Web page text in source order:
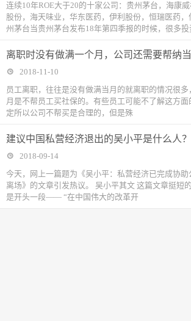
连续10年ROE大于20的十家公司：贵州茅台，海康
股份，海天味业，华东医药，伊利股份，恒瑞医药
州茅台当贵州茅台发布18年第四季报的时候，很多
离职时没有做满一个月，公司还需要帮纳当
2018-11-10
员工离职，往往是没有做满当月的就离职的情况很
月是不帮员工买社保的。有些员工可能不了解这方
定所以公司不帮买是合理的，但是殊
建议中国私营经济退出的吴小平是什么人？
2018-09-14
今天，网上一篇题为《吴小平：私营经济已完成协
离场》的文章引发热议。 吴小平其文 这篇文章挺短
是开头一段—— “在中国伟大的改革开